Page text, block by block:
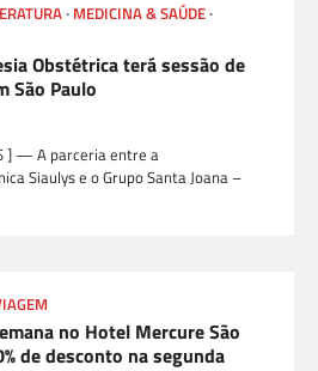
MEDICINA & SAÚDE
Obstétrica terá sessão de
São Paulo
] — A parceria entre a
Siaulys e o Grupo Santa Joana –
no Hotel Mercure São
de desconto na segunda